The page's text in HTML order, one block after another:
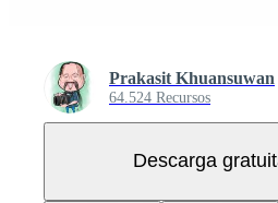
Prakasit Khuansuwan
64.524 Recursos
Descarga